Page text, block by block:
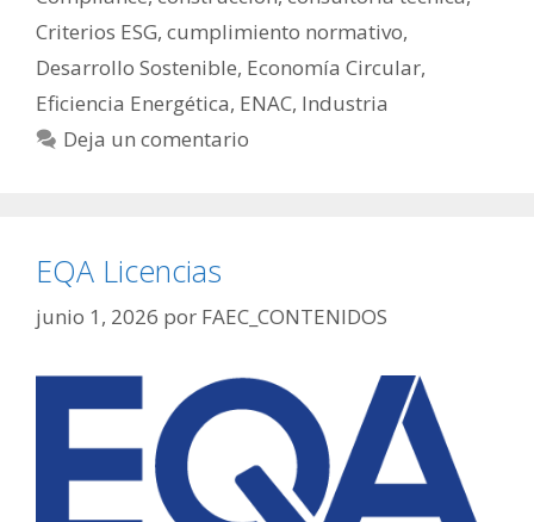
Criterios ESG, cumplimiento normativo,
Desarrollo Sostenible, Economía Circular,
Eficiencia Energética, ENAC, Industria
Deja un comentario
EQA Licencias
junio 1, 2026 por FAEC_CONTENIDOS